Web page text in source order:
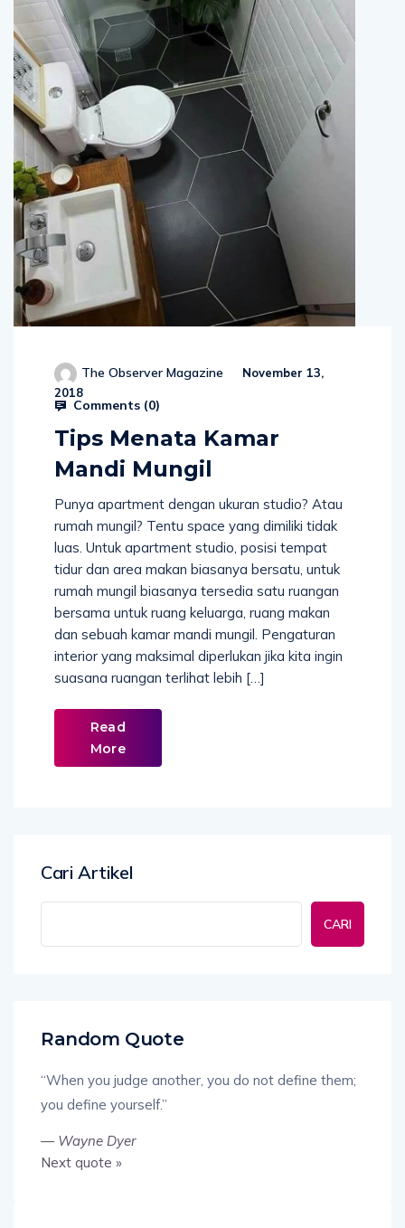
The Observer Magazine
November 13,
2018
Comments (0)
Tips Menata Kamar
Mandi Mungil
Punya apartment dengan ukuran studio? Atau
rumah mungil? Tentu space yang dimiliki tidak
luas. Untuk apartment studio, posisi tempat
tidur dan area makan biasanya bersatu, untuk
rumah mungil biasanya tersedia satu ruangan
bersama untuk ruang keluarga, ruang makan
dan sebuah kamar mandi mungil. Pengaturan
interior yang maksimal diperlukan jika kita ingin
suasana ruangan terlihat lebih […]
Read
More
Cari Artikel
CARI
Random Quote
“When you judge another, you do not define them;
you define yourself.”
— Wayne Dyer
Next quote »